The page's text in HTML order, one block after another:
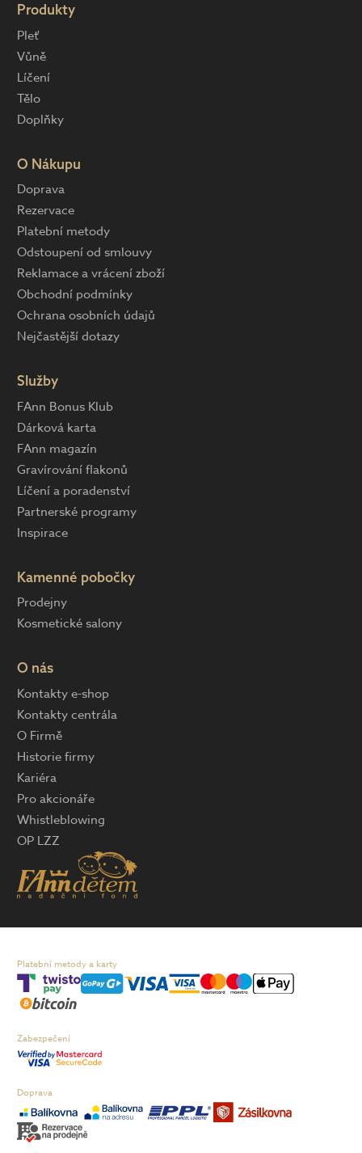
Produkty
Pleť
Vůně
Líčení
Tělo
Doplňky
O Nákupu
Doprava
Rezervace
Platební metody
Odstoupení od smlouvy
Reklamace a vrácení zboží
Obchodní podmínky
Ochrana osobních údajů
Nejčastější dotazy
Služby
FAnn Bonus Klub
Dárková karta
FAnn magazín
Gravírování flakonů
Líčení a poradenství
Partnerské programy
Inspirace
Kamenné pobočky
Prodejny
Kosmetické salony
O nás
Kontakty e-shop
Kontakty centrála
O Firmě
Historie firmy
Kariéra
Pro akcionáře
Whistleblowing
OP LZZ
Platební metody a karty
Zabezpečení
Doprava